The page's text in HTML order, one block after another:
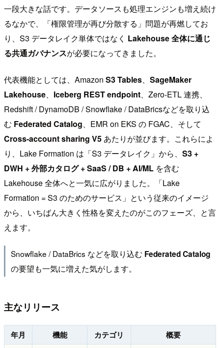
一段大きな話です。データソースも処理エンジンも増え続け
るなかで、「権限管理が再び分散する」問題が再燃してお
り、S3 データレイク単体ではなく Lakehouse 全体に通じ
る共通ガバナンスが必要になってきました。
代表機能としては、Amazon S3 Tables、 SageMaker
Lakehouse、 Iceberg REST endpoint、Zero-ETL 連携、
Redshift / DynamoDB / Snowflake / DataBricsなどを取り込
む Federated Catalog、EMR on EKS の FGAC、そして
Cross-account sharing V5 あたりが並びます。これらによ
り、Lake Formation は「S3 データレイク」から、 S3 +
DWH + 外部カタログ + SaaS / DB + AI/ML を含む
Lakehouse 全体へと一気に広がりました。「Lake
Formation = S3 のためのサービス」という従来のイメージ
から、いちばん大きく性格を変えたのがこのフェーズ、と言
えます。
Snowflake / DataBrics などを取り込む Federated Catalog
の要望も一気に増えた気がします。
主なリリース
年月 機能 カテゴリ 概要